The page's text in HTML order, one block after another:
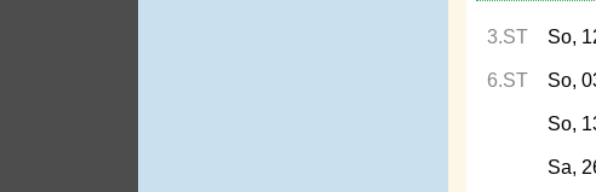
3.ST So,
6.ST So,
So,
Sa,